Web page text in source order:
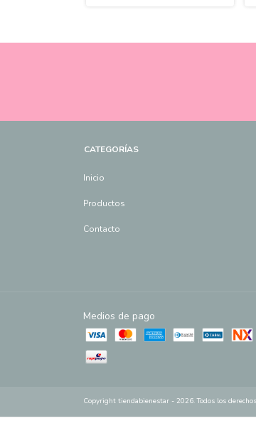
CATEGORÍAS
Inicio
Productos
Contacto
Medios de pago
Copyright tiendabienestar - 2026. Todos los